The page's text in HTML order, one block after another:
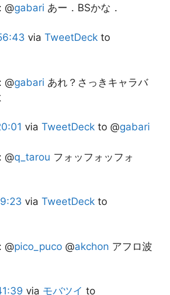
: @gabari あー．BSかな．
via TweetDeck to
: @gabari あれ？さっきキャラバ
via TweetDeck to @gabari
: @q_tarou フォッフォッフォ
via TweetDeck to
: @pico_puco @akchon アフロ波
via モバツイ to